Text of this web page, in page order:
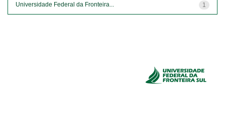
1
Universidade Federal da Fronteira...